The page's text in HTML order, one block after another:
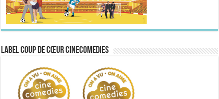
Label Coup de Cœur CineComedies